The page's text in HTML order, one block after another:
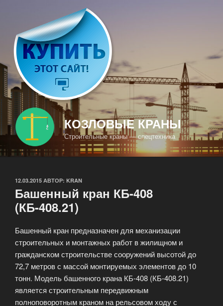
содержимому
КОЗЛОВЫЕ КРАНЫ
Строительные краны — спецтехника
ОПУБЛИКОВАНО
12.03.2015 АВТОР: KRAN
Башенный кран КБ-408
(КБ-408.21)
Башенный кран предназначен для механизации
строительных и монтажных работ в жилищном и
гражданском строительстве сооружений высотой до
72,7 метров с массой монтируемых элементов до 10
тонн. Модель башенного крана КБ-408 (КБ-408.21)
является строительным передвижным
полноповоротным краном на рельсовом ходу с